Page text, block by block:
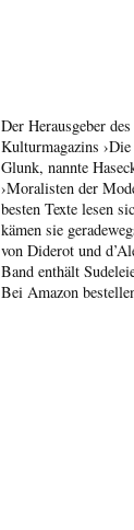
Der Herausgeber
Kulturmagazins
Glunk, nannte
›Moralisten der
besten Texte lesen
kämen sie
von Diderot und
Band enthält
Bei Amazon